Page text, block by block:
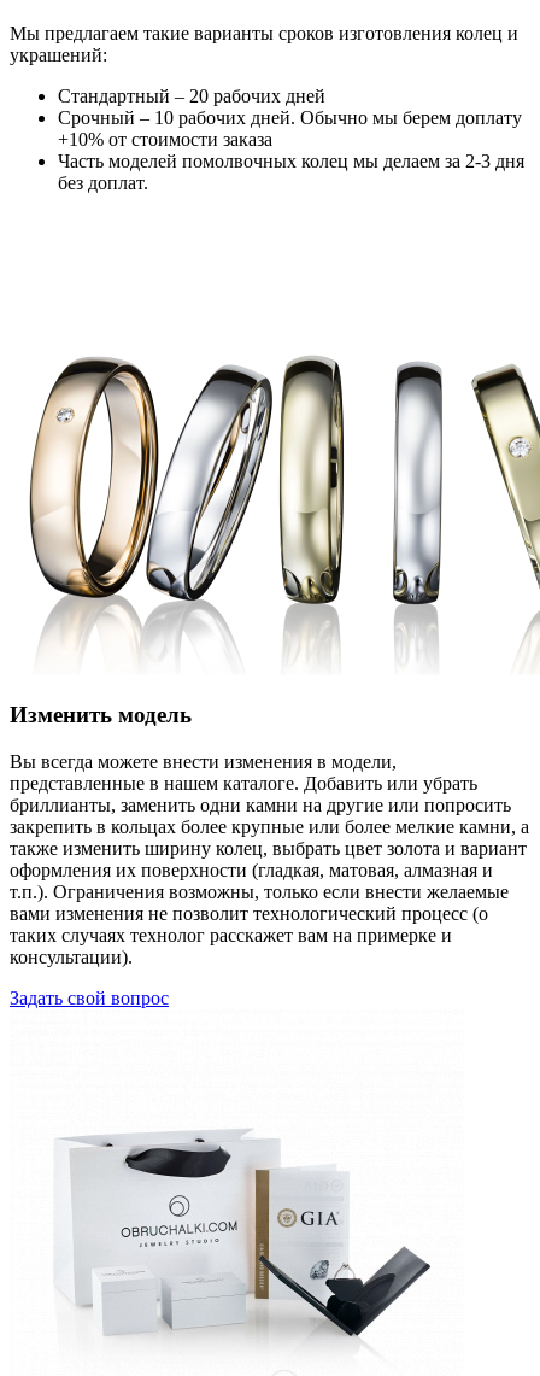
Мы предлагаем такие варианты сроков изготовления колец и
украшений:
Стандартный – 20 рабочих дней
Срочный – 10 рабочих дней. Обычно мы берем доплату
+10% от стоимости заказа
Часть моделей помолвочных колец мы делаем за 2-3 дня
без доплат.
Изменить модель
Вы всегда можете внести изменения в модели,
представленные в нашем каталоге. Добавить или убрать
бриллианты, заменить одни камни на другие или попросить
закрепить в кольцах более крупные или более мелкие камни, а
также изменить ширину колец, выбрать цвет золота и вариант
оформления их поверхности (гладкая, матовая, алмазная и
т.п.). Ограничения возможны, только если внести желаемые
вами изменения не позволит технологический процесс (о
таких случаях технолог расскажет вам на примерке и
консультации).
Задать свой вопрос